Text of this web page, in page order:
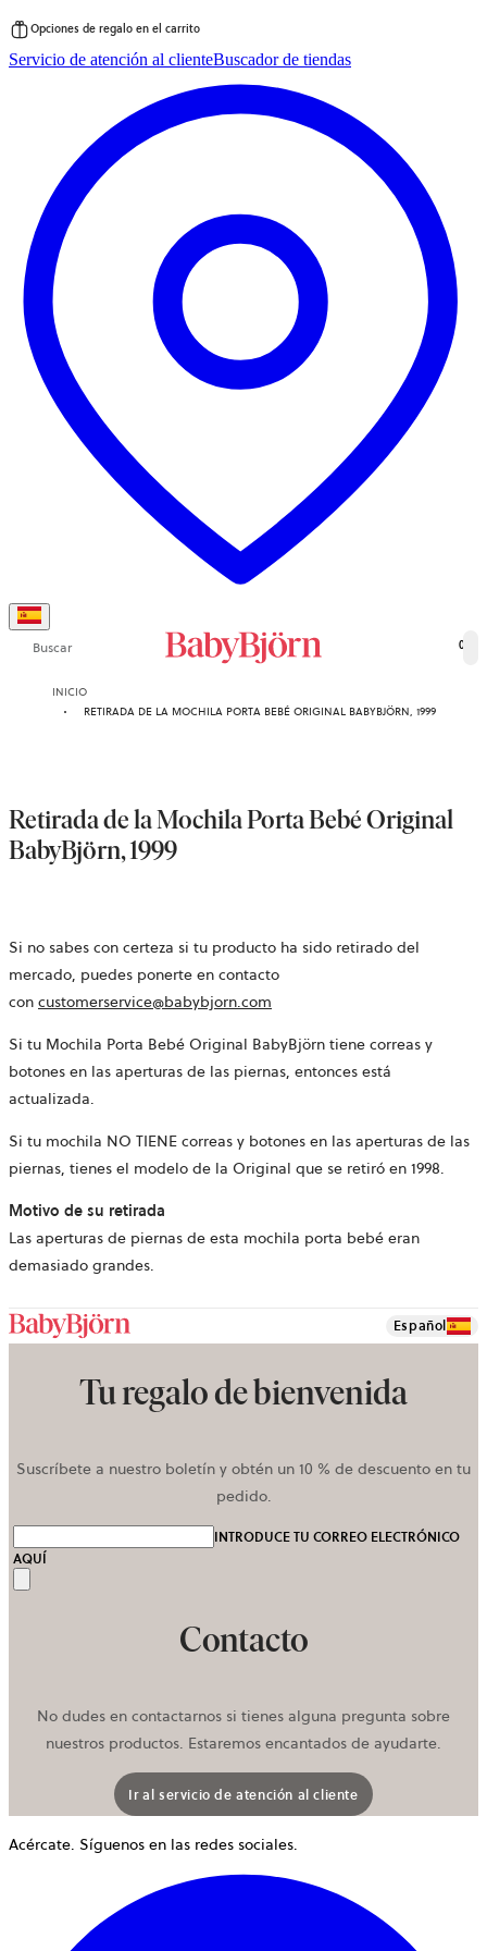
al
Opciones de regalo en el carrito
Servicio de atención al clienteBuscador de tiendas
Buscar 0
INICIO
RETIRADA DE LA MOCHILA PORTA BEBÉ ORIGINAL BABYBJÖRN, 1999
Retirada de la Mochila Porta Bebé Original
BabyBjörn, 1999
Si no sabes con certeza si tu producto ha sido retirado del
mercado, puedes ponerte en contacto
con customerservice@babybjorn.com
Si tu Mochila Porta Bebé Original BabyBjörn tiene correas y
botones en las aperturas de las piernas, entonces está
actualizada.
Si tu mochila NO TIENE correas y botones en las aperturas de las
piernas, tienes el modelo de la Original que se retiró en 1998.
Motivo de su retirada
Las aperturas de piernas de esta mochila porta bebé eran
demasiado grandes.
Español
Tu regalo de bienvenida
Suscríbete a nuestro boletín y obtén un 10 % de descuento en tu
pedido.
INTRODUCE TU CORREO ELECTRÓNICO
AQUÍ
Contacto
No dudes en contactarnos si tienes alguna pregunta sobre
nuestros productos. Estaremos encantados de ayudarte.
Ir al servicio de atención al cliente
Acércate. Síguenos en las redes sociales.